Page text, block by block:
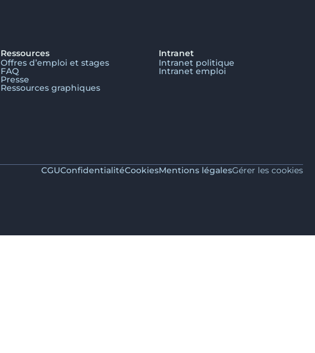
Ressources
Offres d’emploi et stages
FAQ
Presse
Ressources graphiques
Intranet
Intranet politique
Intranet emploi
CGUConfidentialitéCookiesMentions légalesGérer les cookies